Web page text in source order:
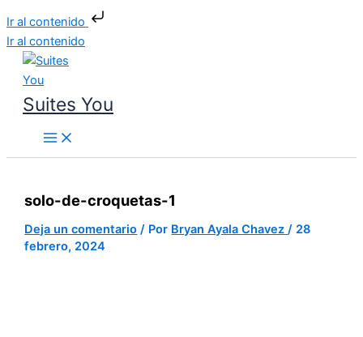
Ir al contenido
Ir al contenido
Suites You
solo-de-croquetas-1
Deja un comentario / Por Bryan Ayala Chavez/ 28
febrero, 2024